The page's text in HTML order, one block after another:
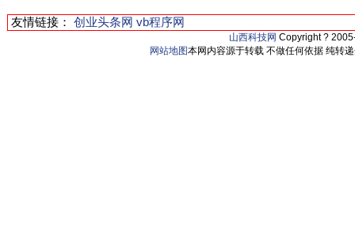
友情链接： 创业头条网 vb程序网
山西科技网 Copyright ?
网站地图本网内容源于转载 不做任何依据 纯转